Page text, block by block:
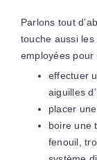
Parlons tout
touche aussi les
employées pour
effectuer
aiguilles
placer
boire une
fenouil,